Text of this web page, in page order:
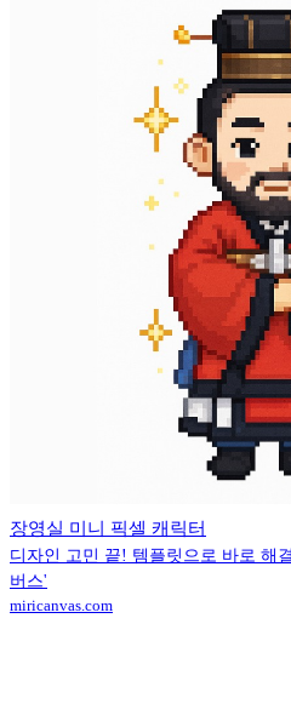
장영실 미니 픽셀 캐릭터
디자인 고민 끝! 템플릿으로 바로 해
버스'
miricanvas.com